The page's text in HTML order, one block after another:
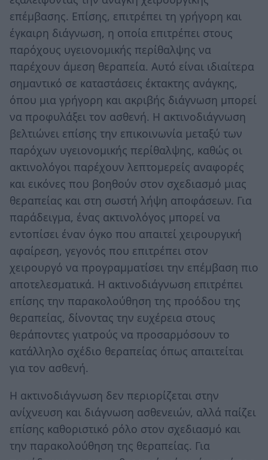
επέμβασης. Επίσης, επιτρέπει τη γρήγορη και
έγκαιρη διάγνωση, η οποία επιτρέπει στους
παρόχους υγειονομικής περίθαλψης να
παρέχουν άμεση θεραπεία. Αυτό είναι ιδιαίτερα
σημαντικό σε καταστάσεις έκτακτης ανάγκης,
όπου μια γρήγορη και ακριβής διάγνωση μπορεί
να προφυλάξει τον ασθενή. Η ακτινοδιάγνωση
βελτιώνει επίσης την επικοινωνία μεταξύ των
παρόχων υγειονομικής περίθαλψης, καθώς οι
ακτινολόγοι παρέχουν λεπτομερείς αναφορές
και εικόνες που βοηθούν στον σχεδιασμό μιας
θεραπείας και στη σωστή λήψη αποφάσεων. Για
παράδειγμα, ένας ακτινολόγος μπορεί να
εντοπίσει έναν όγκο που απαιτεί χειρουργική
αφαίρεση, γεγονός που επιτρέπει στον
χειρουργό να προγραμματίσει την επέμβαση πιο
αποτελεσματικά. Η ακτινοδιάγνωση επιτρέπει
επίσης την παρακολούθηση της προόδου της
θεραπείας, δίνοντας την ευχέρεια στους
θεράποντες γιατρούς να προσαρμόσουν το
κατάλληλο σχέδιο θεραπείας όπως απαιτείται
για τον ασθενή.
Η ακτινοδιάγνωση δεν περιορίζεται στην
ανίχνευση και διάγνωση ασθενειών, αλλά παίζει
επίσης καθοριστικό ρόλο στον σχεδιασμό και
την παρακολούθηση της θεραπείας. Για